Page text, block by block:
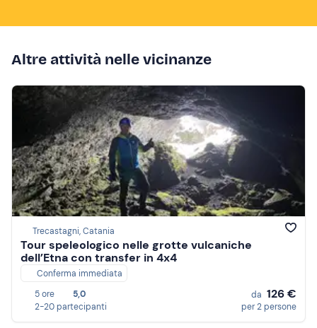
Altre attività nelle vicinanze
Trecastagni, Catania
Tour speleologico nelle grotte vulcaniche
dell’Etna con transfer in 4x4
Conferma immediata
5 ore
5,0
2-20 partecipanti
da 126 €
per 2 persone